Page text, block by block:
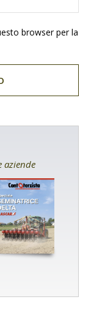
browser per la
aziende